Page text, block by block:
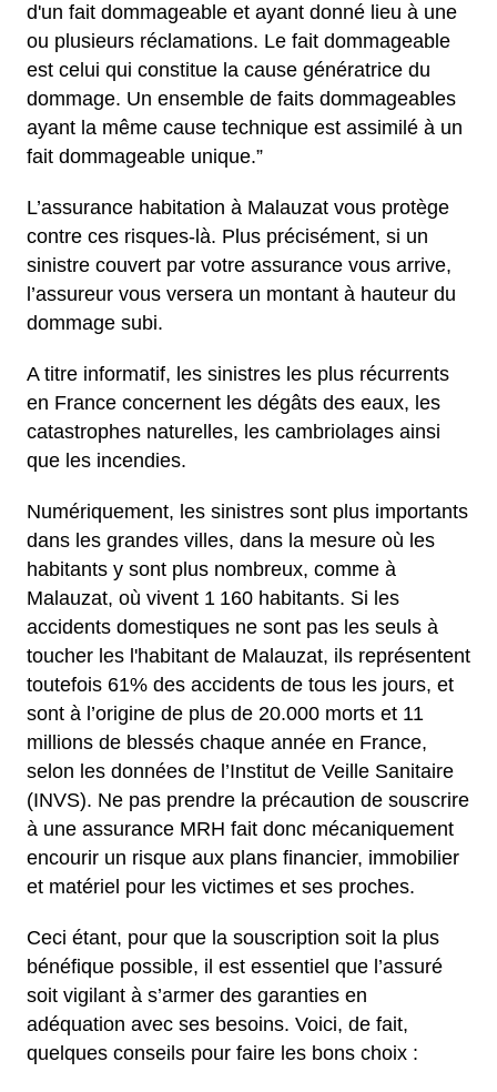
d'un fait dommageable et ayant donné lieu à une
ou plusieurs réclamations. Le fait dommageable
est celui qui constitue la cause génératrice du
dommage. Un ensemble de faits dommageables
ayant la même cause technique est assimilé à un
fait dommageable unique.”
L’assurance habitation à Malauzat vous protège
contre ces risques-là. Plus précisément, si un
sinistre couvert par votre assurance vous arrive,
l’assureur vous versera un montant à hauteur du
dommage subi.
A titre informatif, les sinistres les plus récurrents
en France concernent les dégâts des eaux, les
catastrophes naturelles, les cambriolages ainsi
que les incendies.
Numériquement, les sinistres sont plus importants
dans les grandes villes, dans la mesure où les
habitants y sont plus nombreux, comme à
Malauzat, où vivent 1 160 habitants. Si les
accidents domestiques ne sont pas les seuls à
toucher les l'habitant de Malauzat, ils représentent
toutefois 61% des accidents de tous les jours, et
sont à l’origine de plus de 20.000 morts et 11
millions de blessés chaque année en France,
selon les données de l’Institut de Veille Sanitaire
(INVS). Ne pas prendre la précaution de souscrire
à une assurance MRH fait donc mécaniquement
encourir un risque aux plans financier, immobilier
et matériel pour les victimes et ses proches.
Ceci étant, pour que la souscription soit la plus
bénéfique possible, il est essentiel que l’assuré
soit vigilant à s’armer des garanties en
adéquation avec ses besoins. Voici, de fait,
quelques conseils pour faire les bons choix :